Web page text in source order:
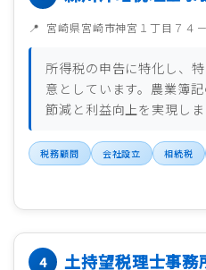
宮崎県宮崎市神宮１丁目７４－
所得税の申告に特化し、
意としています。農業簿
節減と利益向上を実現しま
税務顧問 会社設立 相続税
土持望税理士事務